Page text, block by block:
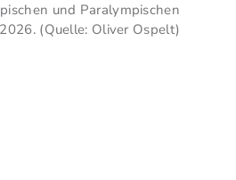
und Paralympischen
(Quelle: Oliver Ospelt)